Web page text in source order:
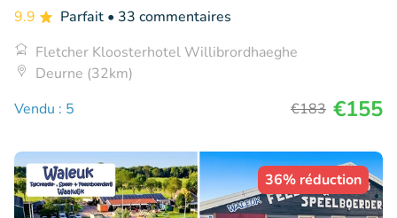
9.9 Parfait • 33 commentaires
Fletcher Kloosterhotel Willibrordhaeghe
Deurne (32km)
Vendu : 5
€183 €155
36% réduction